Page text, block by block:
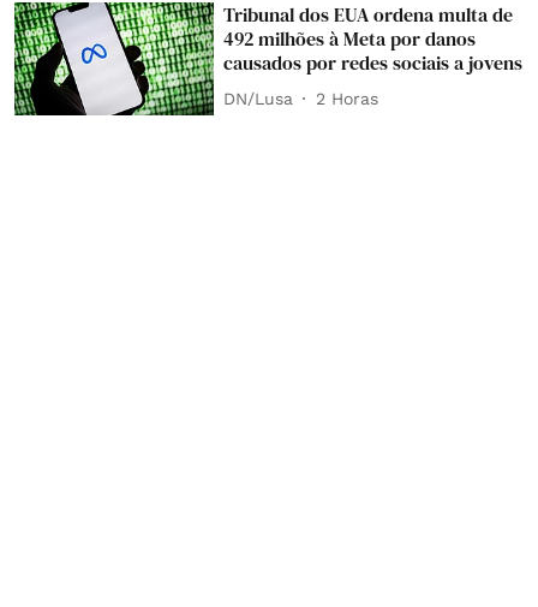
Tribunal dos EUA ordena multa de
492 milhões à Meta por danos
causados por redes sociais a jovens
DN/Lusa 2 Horas